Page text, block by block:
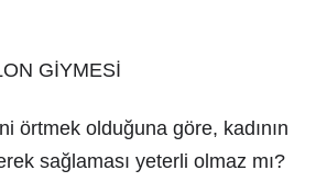
GİYMESİ
örtmek olduğuna göre, kadının
sağlaması yeterli olmaz mı?